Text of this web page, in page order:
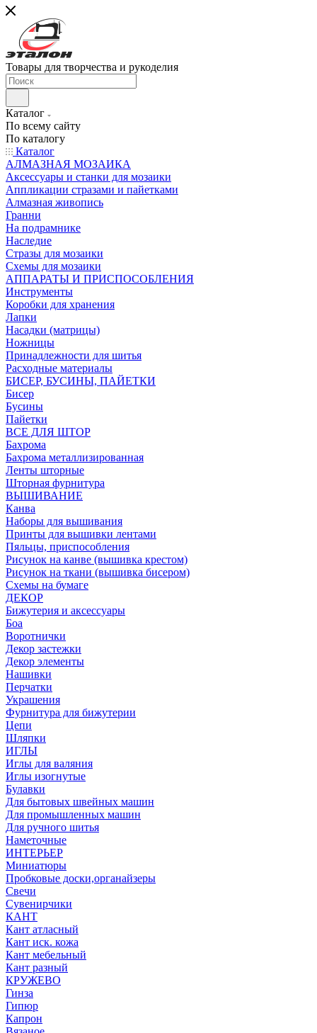
Товары для творчества и рукоделия
Каталог
По всему сайту
По каталогу
Каталог
АЛМАЗНАЯ МОЗАИКА
Аксессуары и станки для мозаики
Аппликации стразами и пайетками
Алмазная живопись
Гранни
На подрамнике
Наследие
Стразы для мозаики
Схемы для мозаики
АППАРАТЫ И ПРИСПОСОБЛЕНИЯ
Инструменты
Коробки для хранения
Лапки
Насадки (матрицы)
Ножницы
Принадлежности для шитья
Расходные материалы
БИСЕР, БУСИНЫ, ПАЙЕТКИ
Бисер
Бусины
Пайетки
ВСЕ ДЛЯ ШТОР
Бахрома
Бахрома металлизированная
Ленты шторные
Шторная фурнитура
ВЫШИВАНИЕ
Канва
Наборы для вышивания
Принты для вышивки лентами
Пяльцы, приспособления
Рисунок на канве (вышивка крестом)
Рисунок на ткани (вышивка бисером)
Схемы на бумаге
ДЕКОР
Бижутерия и аксессуары
Боа
Воротнички
Декор застежки
Декор элементы
Нашивки
Перчатки
Украшения
Фурнитура для бижутерии
Цепи
Шляпки
ИГЛЫ
Иглы для валяния
Иглы изогнутые
Булавки
Для бытовых швейных машин
Для промышленных машин
Для ручного шитья
Наметочные
ИНТЕРЬЕР
Миниатюры
Пробковые доски,органайзеры
Свечи
Сувенирчики
КАНТ
Кант атласный
Кант иск. кожа
Кант мебельный
Кант разный
КРУЖЕВО
Гинза
Гипюр
Капрон